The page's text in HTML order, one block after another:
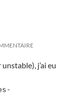
j’ai eu